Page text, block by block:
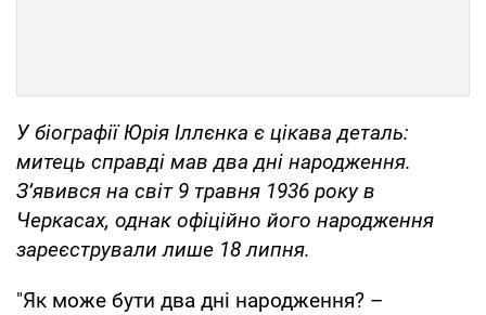
У біографії Юрія Іллєнка є цікава деталь:
митець справді мав два дні народження.
З’явився на світ 9 травня 1936 року в
Черкасах, однак офіційно його народження
зареєстрували лише 18 липня.
"Як може бути два дні народження? –